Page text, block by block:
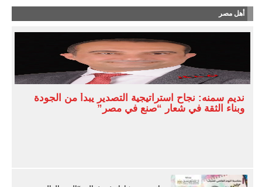
أهل مصر
نديم سمنه: نجاح استراتيجية التصدير يبدأ من الجودة
وبناء الثقة في شعار “صنع في مصر”